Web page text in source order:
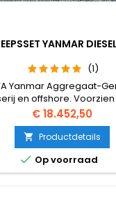
YANMAR
(1)
Yanmar Aggregaat-
en offshore.
verstuiver
lekdetectie.
Prijs
€ 18.452,50
 Productdetails
 Op voorraad